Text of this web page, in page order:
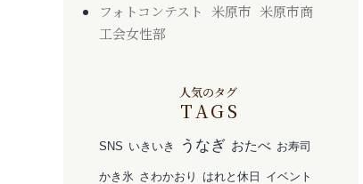
フォトコンテスト
米原市 米原市商
工会女性部
人気のタグ
TAGS
SNS いきいき うなぎ おたべ お寿司
かき氷 さわかおり はれと休日 イベント